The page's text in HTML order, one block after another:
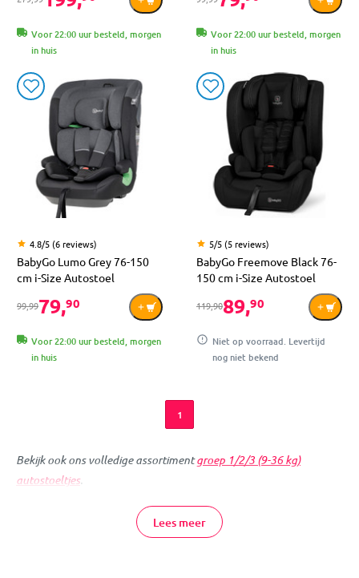
Voor 22:00 uur besteld, morgen
in huis
Voor 22:00 uur besteld, morgen
in huis
4.8/5 (6 reviews)
BabyGo Lumo Grey 76-150
cm i-Size Autostoel
99,9979,90
Voor 22:00 uur besteld, morgen
in huis
5/5 (5 reviews)
BabyGo Freemove Black 76-
150 cm i-Size Autostoel
119,9089,90
Niet op voorraad. Levertijd
nog niet bekend
1
Bekijk ook ons volledige assortimentgroep 1/2/3 (9-36 kg)
autostoeltjes.
Ben je op zoek naar goedkope autostoeltjes voor groep 1/2/3 (9-
36 kg)? Kies dan voor een Babygo autostoel. Deze autostoeltjes
Lees meer